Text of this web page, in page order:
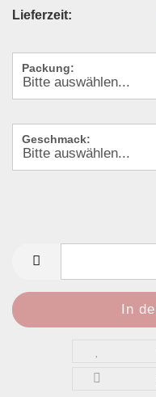
Lieferzeit:
Packung:
Geschmack: